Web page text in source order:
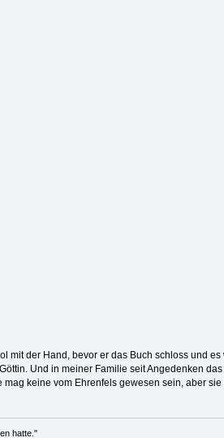
mit der Hand, bevor er das Buch schloss und
Und in meiner Familie seit Angedenken
keine vom Ehrenfels gewesen sein, aber
hatte."